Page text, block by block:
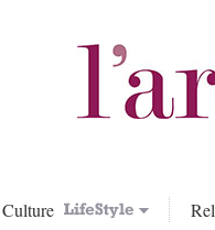
Culture